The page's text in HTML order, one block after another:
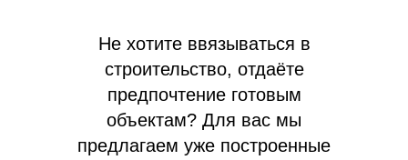
Не хотите ввязываться в
строительство, отдаёте
предпочтение готовым
объектам? Для вас мы
предлагаем уже построенные